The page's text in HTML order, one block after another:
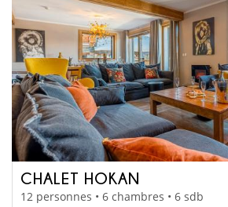
CHALET HOKAN
12 personnes • 6 chambres • 6 sdb